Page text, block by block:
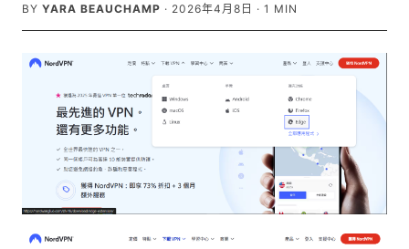
BY YARA BEAUCHAMP · 2026年4月8日 · 1 MIN